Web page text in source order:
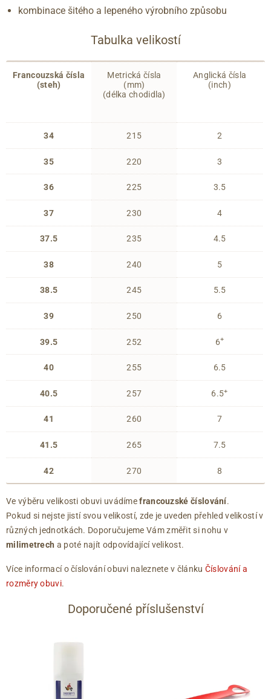
kombinace šitého a lepeného výrobního způsobu
Tabulka velikostí
Francouzská čísla
(steh)
34
35
36
37
37.5
38
38.5
39
39.5
40
40.5
41
41.5
42
Metrická čísla
(mm)
(délka chodidla)
215
220
225
230
235
240
245
250
252
255
257
260
265
270
Anglická čísla
(inch)
2
3
3.5
4
4.5
5
5.5
6
6+
6.5
6.5+
7
7.5
8
Ve výběru velikosti obuvi uvádímefrancouzské číslování.
Pokud si nejste jistí svou velikostí, zde je uveden přehled velikostí v
různých jednotkách. Doporučujeme Vám změřit si nohu v
milimetrech a poté najít odpovídající velikost.
Více informací o číslování obuvi naleznete v článku Číslování a
rozměry obuvi.
Doporučené příslušenství